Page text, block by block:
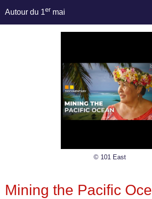
Autour du 1er mai
© 101 East
Mining the Pacific